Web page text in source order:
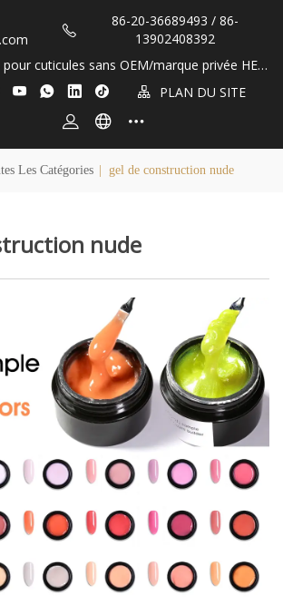
86-20-36689493 / 86-
13902408392
cuticules sans OEM/marque privée HEM
A et TPO&nbsp;!
PLAN DU SITE
Les Catégories gel de construction nude
nude